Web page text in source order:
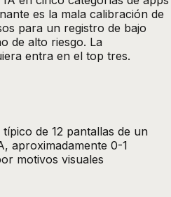
es la mala calibración de
para un registro de bajo
de alto riesgo. La
entra en el top tres.
de 12 pantallas de un
aproximadamente 0-1
motivos visuales